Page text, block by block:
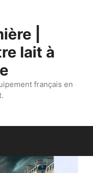
|
lait à
français en